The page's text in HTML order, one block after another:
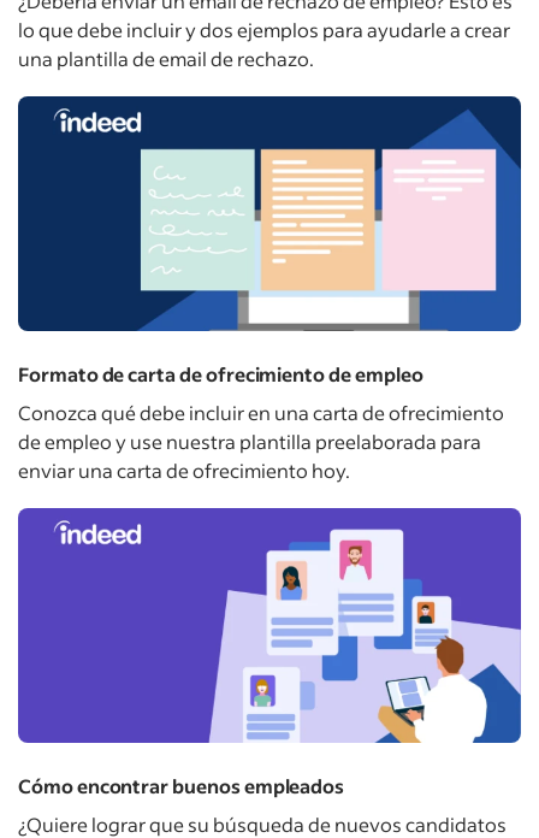
lo que debe incluir y dos ejemplos para ayudarle a crear
una plantilla de email de rechazo.
Formato de carta de ofrecimiento de empleo
Conozca qué debe incluir en una carta de ofrecimiento
de empleo y use nuestra plantilla preelaborada para
enviar una carta de ofrecimiento hoy.
Cómo encontrar buenos empleados
¿Quiere lograr que su búsqueda de nuevos candidatos